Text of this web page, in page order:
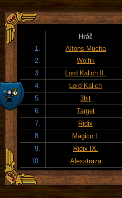
Hráč
1.
Alfons Mucha
2.
Wolfik
3.
Lord Kalich II.
4.
Lord Kalich
5.
3bit
6.
Target
7.
Ridix
8.
Magico I.
9.
Ridix IX.
10.
Alexstraza